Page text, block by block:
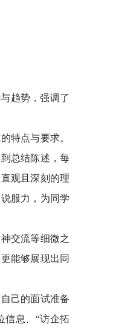
趋势，强调了
特点与要求。
总结陈述，每
观且深刻的理
服力，为同学
交流等细微之
能够展现出同
己的面试准备
信息、“访企拓